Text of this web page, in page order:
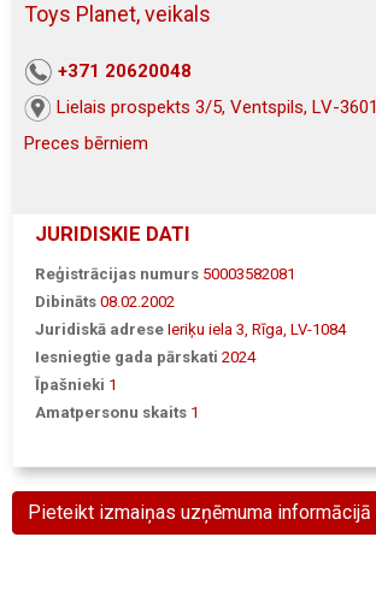
Toys Planet, veikals
+371 20620048
Lielais prospekts 3/5, Ventspils, LV-3601
Preces bērniem
JURIDISKIE DATI
Reģistrācijas numurs 50003582081
Dibināts 08.02.2002
Juridiskā adrese Ieriķu iela 3, Rīga, LV-1084
Iesniegtie gada pārskati 2024
Īpašnieki 1
Amatpersonu skaits 1
Pieteikt izmaiņas uzņēmuma informācijā